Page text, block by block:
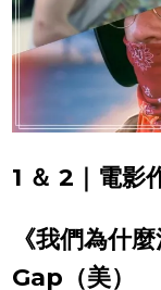
1 ＆ 2｜電影
《我們為什
Gap（美）